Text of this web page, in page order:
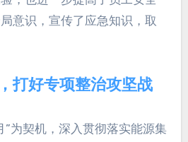
意识，宣传了应急知识，取
打好专项整治攻坚战
”为契机，深入贯彻落实能源集